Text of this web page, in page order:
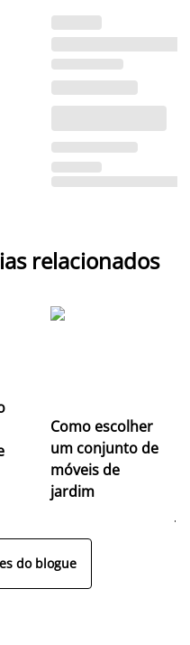
relacionados
Como escolher
um conjunto de
móveis de
jardim
do blogue